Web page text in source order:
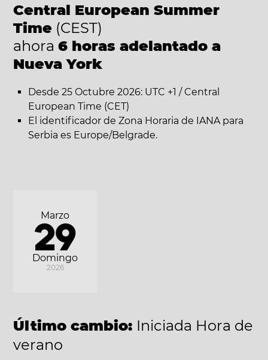
Central European Summer
Time (CEST)
ahora 6 horas adelantado a
Nueva York
Desde 25 Octubre 2026: UTC +1 / Central
European Time (CET)
El identificador de Zona Horaria de IANA para
Serbia es Europe/Belgrade.
Domingo
Marzo
29
2026
Último cambio: Iniciada Hora de
verano